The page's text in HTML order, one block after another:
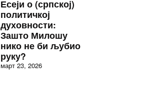
Есеји о (српској)
политичкој
духовности:
Зашто Милошу
нико не би љубио
руку?
март 23, 2026